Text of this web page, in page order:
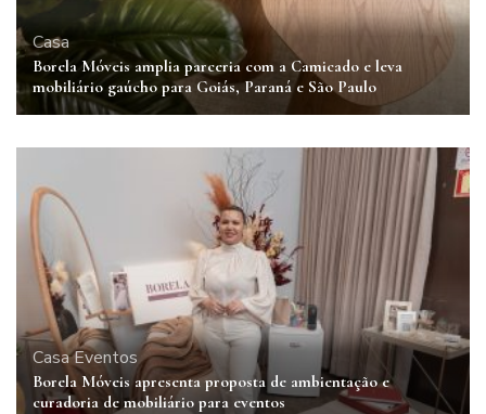
Casa
Borela Móveis amplia parceria com a Camicado e leva
mobiliário gaúcho para Goiás, Paraná e São Paulo
CasaEventos
Borela Móveis apresenta proposta de ambientação e
curadoria de mobiliário para eventos